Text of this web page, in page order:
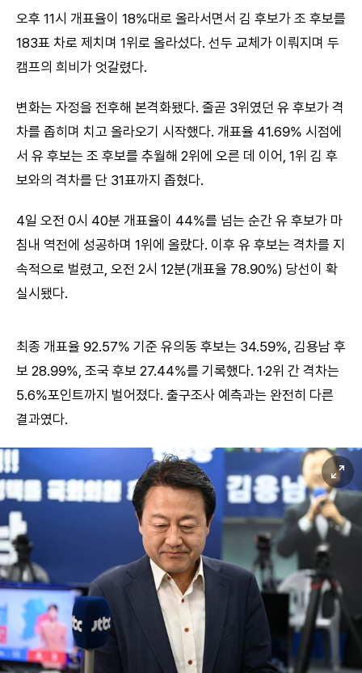
오후 11시 개표율이 18%대로 올라서면서 김 후보가 조 후보를
183표 차로 제치며 1위로 올라섰다. 선두 교체가 이뤄지며 두
캠프의 희비가 엇갈렸다.
변화는 자정을 전후해 본격화됐다. 줄곧 3위였던 유 후보가 격
차를 좁히며 치고 올라오기 시작했다. 개표율 41.69% 시점에
서 유 후보는 조 후보를 추월해 2위에 오른 데 이어, 1위 김 후
보와의 격차를 단 31표까지 좁혔다.
4일 오전 0시 40분 개표율이 44%를 넘는 순간 유 후보가 마
침내 역전에 성공하며 1위에 올랐다. 이후 유 후보는 격차를 지
속적으로 벌렸고, 오전 2시 12분(개표율 78.90%) 당선이 확
실시됐다.
최종 개표율 92.57% 기준 유의동 후보는 34.59%, 김용남 후
보 28.99%, 조국 후보 27.44%를 기록했다. 1·2위 간 격차는
5.6%포인트까지 벌어졌다. 출구조사 예측과는 완전히 다른
결과였다.